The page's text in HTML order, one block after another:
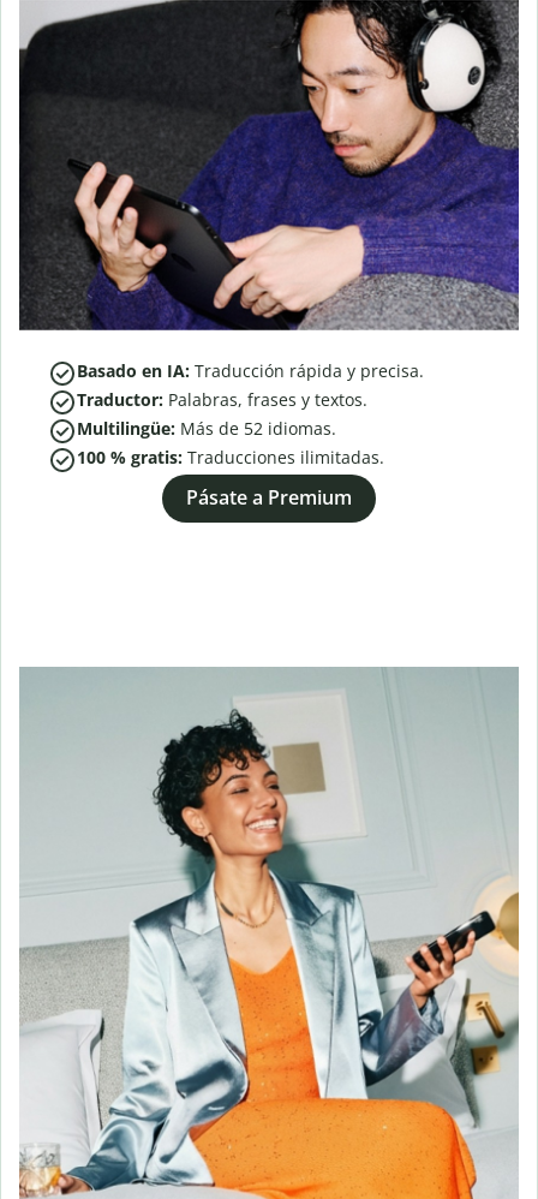
Basado en IA: Traducción rápida y precisa.
Traductor: Palabras, frases y textos.
Multilingüe: Más de 52 idiomas.
100 % gratis: Traducciones ilimitadas.
Pásate a Premium